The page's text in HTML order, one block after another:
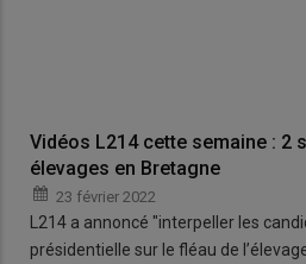
Vidéos L214 cette semaine : 2
élevages en Bretagne
23 février 2022
L214 a annoncé "interpeller les
présidentielle sur le fléau de